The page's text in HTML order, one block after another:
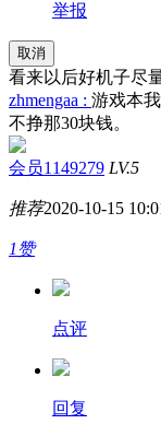
举报
取消
看来以后好机子尽
zhmengaa : 游戏本
不挣那30块钱。
会员1149279 LV.5
推荐2020-10-15
1赞
点评
回复